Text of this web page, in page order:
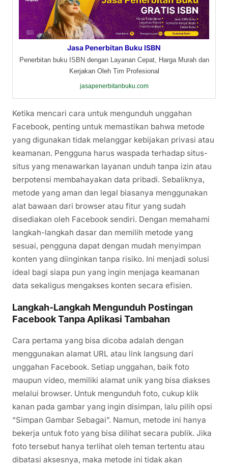
Jasa Penerbitan Buku ISBN
Penerbitan buku ISBN dengan Layanan Cepat, Harga Murah dan
Kerjakan Oleh Tim Profesional
jasapenerbitanbuku.com
Ketika mencari cara untuk mengunduh unggahan
Facebook, penting untuk memastikan bahwa metode
yang digunakan tidak melanggar kebijakan privasi atau
keamanan. Pengguna harus waspada terhadap situs-
situs yang menawarkan layanan unduh tanpa izin atau
berpotensi membahayakan data pribadi. Sebaliknya,
metode yang aman dan legal biasanya menggunakan
alat bawaan dari browser atau fitur yang sudah
disediakan oleh Facebook sendiri. Dengan memahami
langkah-langkah dasar dan memilih metode yang
sesuai, pengguna dapat dengan mudah menyimpan
konten yang diinginkan tanpa risiko. Ini menjadi solusi
ideal bagi siapa pun yang ingin menjaga keamanan
data sekaligus mengakses konten secara efisien.
Langkah-Langkah Mengunduh Postingan
Facebook Tanpa Aplikasi Tambahan
Cara pertama yang bisa dicoba adalah dengan
menggunakan alamat URL atau link langsung dari
unggahan Facebook. Setiap unggahan, baik foto
maupun video, memiliki alamat unik yang bisa diakses
melalui browser. Untuk mengunduh foto, cukup klik
kanan pada gambar yang ingin disimpan, lalu pilih opsi
“Simpan Gambar Sebagai”. Namun, metode ini hanya
bekerja untuk foto yang bisa dilihat secara publik. Jika
foto tersebut hanya terlihat oleh teman tertentu atau
dibatasi aksesnya, maka metode ini tidak akan